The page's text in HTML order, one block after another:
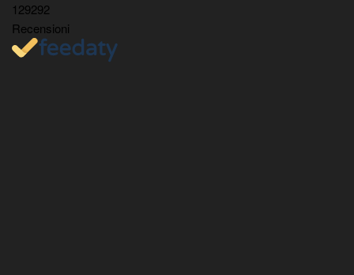
129292
Recensioni